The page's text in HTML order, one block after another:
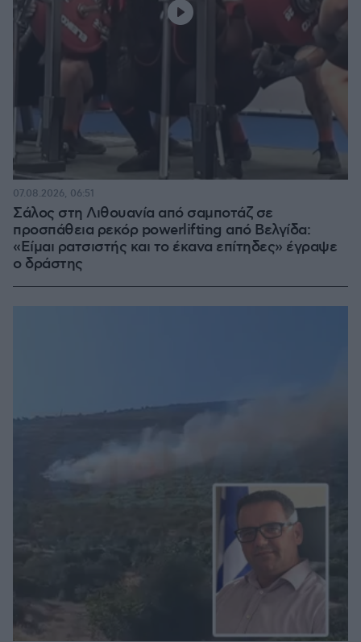
Σάλος στη Λιθουανία από σαμποτάζ σε
προσπάθεια ρεκόρ powerlifting από Βελγίδα:
«Είμαι ρατσιστής και το έκανα επίτηδες» έγραψε
ο δράστης
07.08.2026, 06:51